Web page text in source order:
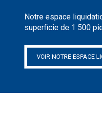
Notre espace
superficie de 1 500
VOIR NOTRE ESPACE